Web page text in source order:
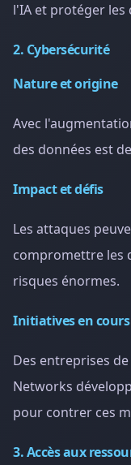
l'IA et protéger les
2. Cybersécurité
Nature et origine
Avec
des données est
Impact et défis
Les attaques
compromettre les
risques énormes.
Initiatives en cours
Des entreprises
Networks
pour contrer ces
3. Accès aux